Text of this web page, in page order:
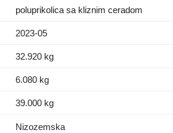
poluprikolica sa kliznim ceradom
2023-05
32.920 kg
6.080 kg
39.000 kg
Nizozemska